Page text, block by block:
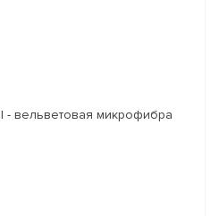
- вельветовая микрофибра